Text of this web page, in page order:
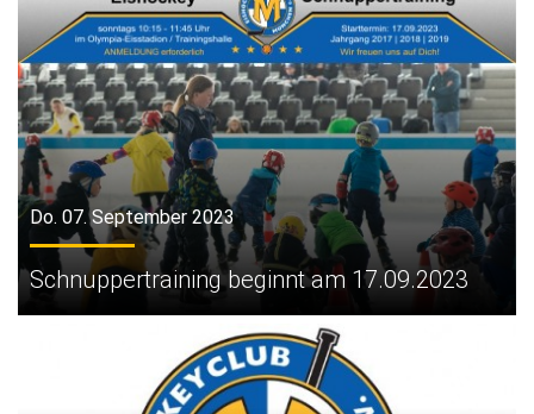
Do. 07. September 2023
Schnuppertraining beginnt am 17.09.2023